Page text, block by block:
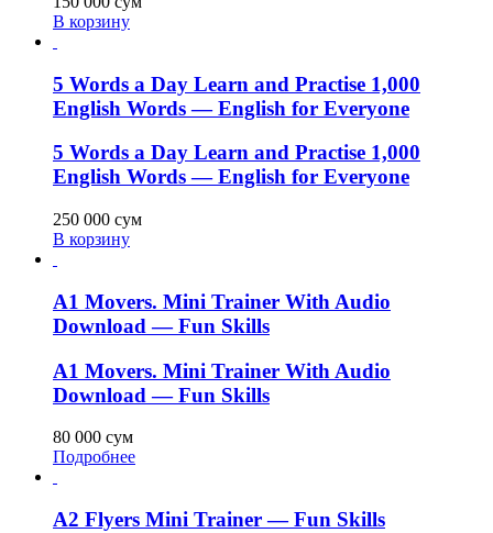
В корзину
5 Words a Day Learn and Practise 1,000
English Words — English for Everyone
5 Words a Day Learn and Practise 1,000
English Words — English for Everyone
250 000 сум
В корзину
A1 Movers. Mini Trainer With Audio
Download — Fun Skills
A1 Movers. Mini Trainer With Audio
Download — Fun Skills
80 000 сум
Подробнее
A2 Flyers Mini Trainer — Fun Skills